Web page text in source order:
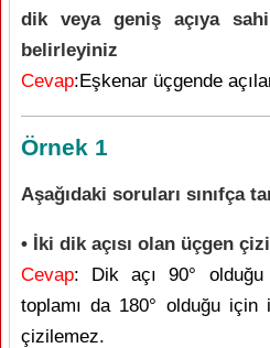
dik veya geniş açıya
belirleyiniz
Cevap:Eşkenar üçgende
Örnek 1
Aşağıdaki soruları sınıfça
• İki dik açısı olan üçgen
Cevap: Dik açı 90° olduğu
toplamı da 180° olduğu için
çizilemez.